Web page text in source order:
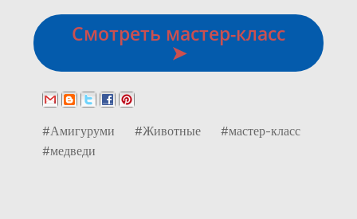
Смотреть мастер-класс
➤
#Амигуруми #Животные
#мастер-класс
#медведи